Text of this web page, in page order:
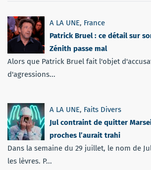
A LA UNE, France
Patrick Bruel : ce détail sur
Zénith passe mal
Alors que Patrick Bruel fait l'objet
d'agressions...
A LA UNE, Faits Divers
Jul contraint de quitter
proches l’aurait trahi
Dans la semaine du 29 juillet, le nom de
les lèvres. P...